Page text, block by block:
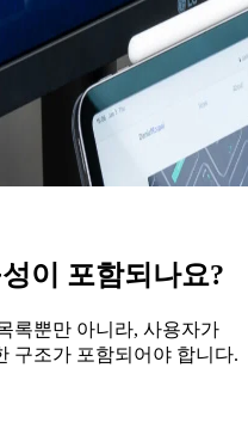
이 포함되나요?
록뿐만 아니라, 사용자가
구조가 포함되어야 합니다.